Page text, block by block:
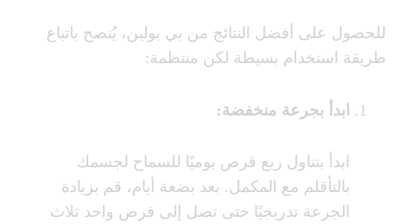
للحصول على أفضل النتائج من بي بولين، يُنصح باتباع
طريقة استخدام بسيطة لكن منتظمة:
ابدأ بجرعة منخفضة:
ابدأ بتناول ربع قرص يوميًا للسماح لجسمك
بالتأقلم مع المكمل. بعد بضعة أيام، قم بزيادة
الجرعة تدريجيًا حتى تصل إلى قرص واحد ثلاث